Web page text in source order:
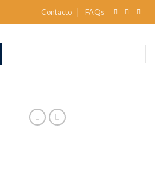
Contacto FAQs